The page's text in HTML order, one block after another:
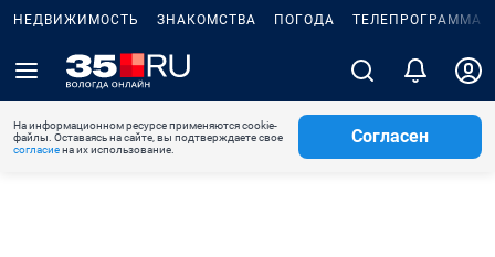
НЕДВИЖИМОСТЬ ЗНАКОМСТВА ПОГОДА ТЕЛЕПРОГРАММА
На информационном ресурсе применяются cookie-
файлы. Оставаясь на сайте, вы подтверждаете свое
согласиена их использование.
Согласен